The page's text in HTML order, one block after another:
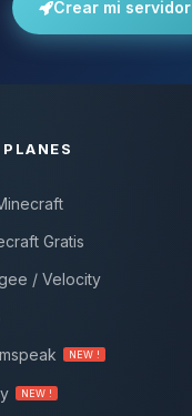
Crear mi servidor
Gratis
/ Velocity
NEW !
NEW !